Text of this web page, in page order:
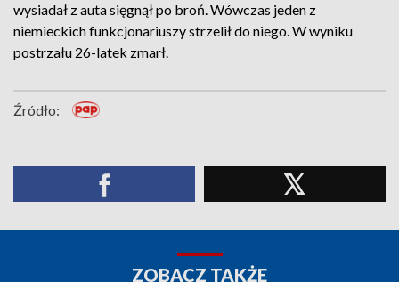
wysiadał z auta sięgnął po broń. Wówczas jeden z
niemieckich funkcjonariuszy strzelił do niego. W wyniku
postrzału 26-latek zmarł.
Źródło:
ZOBACZ TAKŻE